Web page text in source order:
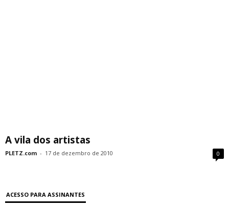
A vila dos artistas
PLETZ.com - 17 de dezembro de 2010 0
ACESSO PARA ASSINANTES